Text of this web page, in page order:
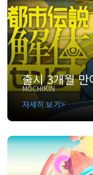
MOCHIKIN
자세히 보기